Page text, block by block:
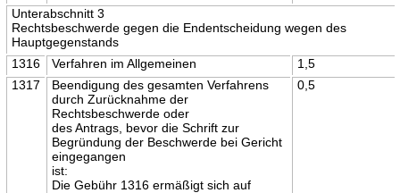
Unterabschnitt 3
Rechtsbeschwerde gegen die Endentscheidung wegen des
Hauptgegenstands
1316
Verfahren im Allgemeinen
1,5
1317
Beendigung des gesamten Verfahrens
durch Zurücknahme der
Rechtsbeschwerde oder
des Antrags, bevor die Schrift zur
Begründung der Beschwerde bei Gericht
eingegangen
ist:
Die Gebühr 1316 ermäßigt sich auf
0,5